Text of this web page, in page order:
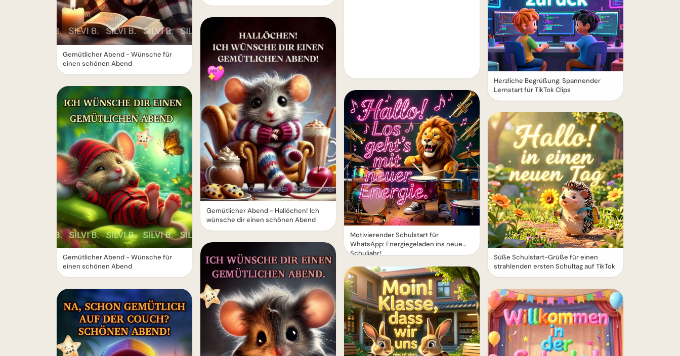
Gemütlicher Abend - Wünsche für
einen schönen Abend
Gemütlicher Abend - Wünsche für
einen schönen Abend
Gemütlicher Abend - Hallöchen! Ich
wünsche dir einen schönen Abend
Motivierender Schulstart für
WhatsApp: Energiegeladen ins neue
Schuljahr!
Herzliche Begrüßung: Spannender
Lernstart für TikTok Clips
Süße Schulstart-Grüße für einen
strahlenden ersten Schultag auf TikTok